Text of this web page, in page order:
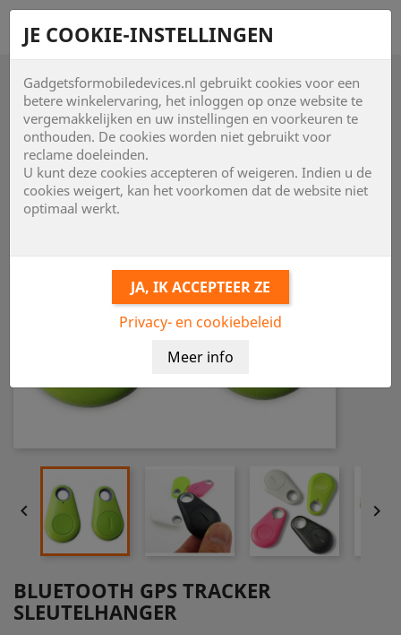

 
BLUETOOTH GPS TRACKER
SLEUTELHANGER
JE COOKIE-INSTELLINGEN
Gadgetsformobiledevices.nl gebruikt cookies voor een
betere winkelervaring, het inloggen op onze website te
vergemakkelijken en uw instellingen en voorkeuren te
onthouden. De cookies worden niet gebruikt voor
reclame doeleinden.
U kunt deze cookies accepteren of weigeren. Indien u de
cookies weigert, kan het voorkomen dat de website niet
optimaal werkt.
Privacy- en cookiebeleid